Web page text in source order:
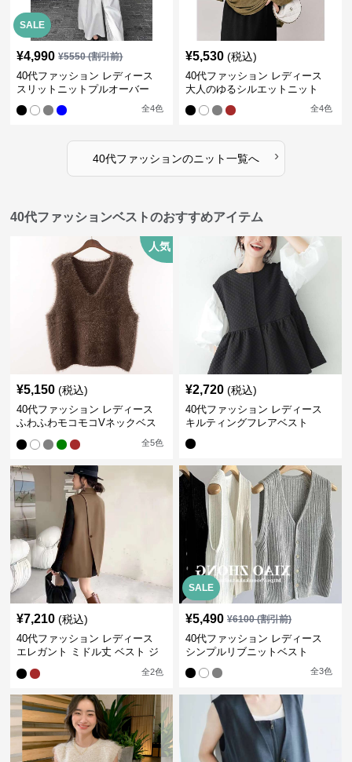
SALE
¥4,990 ¥5550(割引前)
40代ファッション レディース
スリットニットプルオーバー
全4色
¥5,530 (税込)
40代ファッション レディース
大人のゆるシルエットニット
全4色
40代ファッションのニット一覧へ ›
40代ファッションベストのおすすめアイテム
人気
¥5,150 (税込)
40代ファッション レディース
ふわふわモコモコVネックベス
全5色
¥2,720 (税込)
40代ファッション レディース
キルティングフレアベスト
¥7,210 (税込)
40代ファッション レディース
エレガント ミドル丈 ベスト ジ
全2色
SALE
¥5,490 ¥6100(割引前)
40代ファッション レディース
シンプルリブニットベスト
全3色